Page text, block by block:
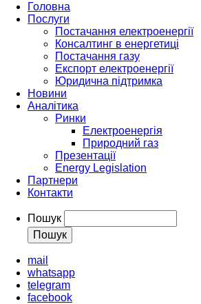
Головна
Послуги
Постачання електроенергії
Консалтинг в енергетиці
Постачання газу
Експорт електроенергії
Юридична підтримка
Новини
Аналітика
Ринки
Електроенергія
Природний газ
Презентації
Energy Legislation
Партнери
Контакти
Пошук
mail
whatsapp
telegram
facebook